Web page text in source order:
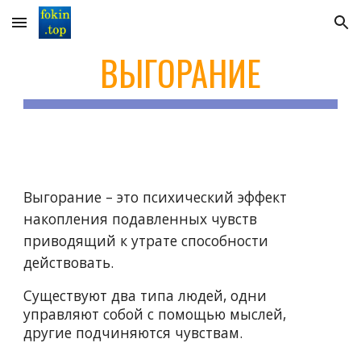
Skip to main content Skip to navigation
ВЫГОРАНИЕ
Выгорание – это психический эффект
накопления подавленных чувств
приводящий к утрате способности
действовать.
Существуют два типа людей, одни
управляют собой с помощью мыслей,
другие подчиняются чувствам.